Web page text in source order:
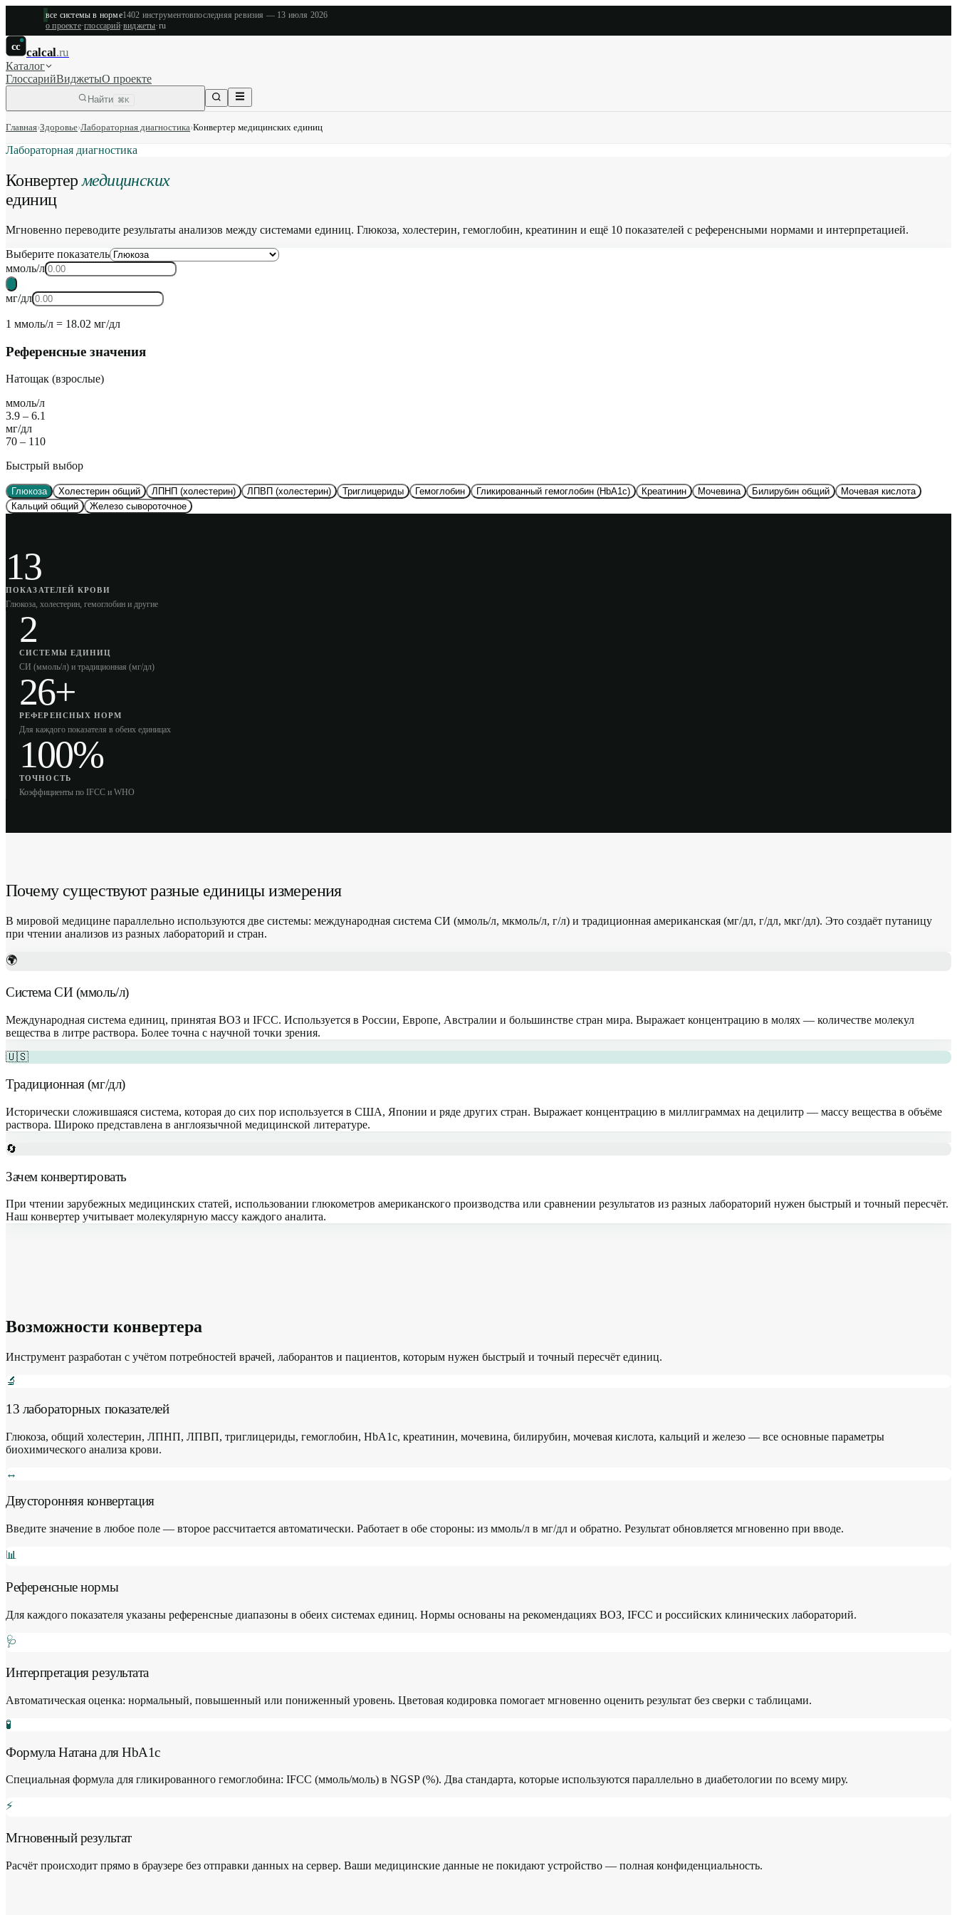
все системы в норме1402 инструментовпоследняя ревизия — 13 июля 2026
о проекте·глоссарий·виджеты·ru
cc calcal.ru
Каталог
ГлоссарийВиджетыО проекте
Найти ⌘K
Главная›Здоровье›Лабораторная диагностика›Конвертер медицинских единиц
Лабораторная диагностика
Конвертермедицинских
единиц
Мгновенно переводите результаты анализов между системами единиц. Глюкоза, холестерин, гемоглобин, креатинин и ещё 10 показателей с референсными нормами и интерпретацией.
Выберите показатель
ммоль/л
мг/дл
1 ммоль/л = 18.02 мг/дл
Референсные значения
Натощак (взрослые)
ммоль/л
3.9 – 6.1
мг/дл
70 – 110
Быстрый выбор
Глюкоза Холестерин общий ЛПНП (холестерин) ЛПВП (холестерин) Триглицериды Гемоглобин Гликированный гемоглобин (HbA1c) Креатинин Мочевина Билирубин общий
Мочевая кислота
Кальций общий
Железо сывороточное
13
ПОКАЗАТЕЛЕЙ КРОВИ
Глюкоза, холестерин, гемоглобин и другие
2
СИСТЕМЫ ЕДИНИЦ
СИ (ммоль/л) и традиционная (мг/дл)
26+
РЕФЕРЕНСНЫХ НОРМ
Для каждого показателя в обеих единицах
100%
ТОЧНОСТЬ
Коэффициенты по IFCC и WHO
Почему существуют разные единицы измерения
В мировой медицине параллельно используются две системы: международная система СИ (ммоль/л, мкмоль/л, г/л) и традиционная американская (мг/дл, г/дл, мкг/дл). Это создаёт путаницу
при чтении анализов из разных лабораторий и стран.
🌍
Система СИ (ммоль/л)
Международная система единиц, принятая ВОЗ и IFCC. Используется в России, Европе, Австралии и большинстве стран мира. Выражает концентрацию в молях — количестве молекул
вещества в литре раствора. Более точна с научной точки зрения.
🇺🇸
Традиционная (мг/дл)
Исторически сложившаяся система, которая до сих пор используется в США, Японии и ряде других стран. Выражает концентрацию в миллиграммах на децилитр — массу вещества в объёме
раствора. Широко представлена в англоязычной медицинской литературе.
🔄
Зачем конвертировать
При чтении зарубежных медицинских статей, использовании глюкометров американского производства или сравнении результатов из разных лабораторий нужен быстрый и точный пересчёт.
Наш конвертер учитывает молекулярную массу каждого аналита.
Возможности конвертера
Инструмент разработан с учётом потребностей врачей, лаборантов и пациентов, которым нужен быстрый и точный пересчёт единиц.
🔬
13 лабораторных показателей
Глюкоза, общий холестерин, ЛПНП, ЛПВП, триглицериды, гемоглобин, HbA1c, креатинин, мочевина, билирубин, мочевая кислота, кальций и железо — все основные параметры
биохимического анализа крови.
↔️
Двусторонняя конвертация
Введите значение в любое поле — второе рассчитается автоматически. Работает в обе стороны: из ммоль/л в мг/дл и обратно. Результат обновляется мгновенно при вводе.
📊
Референсные нормы
Для каждого показателя указаны референсные диапазоны в обеих системах единиц. Нормы основаны на рекомендациях ВОЗ, IFCC и российских клинических лабораторий.
🩺
Интерпретация результата
Автоматическая оценка: нормальный, повышенный или пониженный уровень. Цветовая кодировка помогает мгновенно оценить результат без сверки с таблицами.
🧪
Формула Натана для HbA1c
Специальная формула для гликированного гемоглобина: IFCC (ммоль/моль) в NGSP (%). Два стандарта, которые используются параллельно в диабетологии по всему миру.
⚡
Мгновенный результат
Расчёт происходит прямо в браузере без отправки данных на сервер. Ваши медицинские данные не покидают устройство — полная конфиденциальность.